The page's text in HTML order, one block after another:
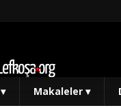
▾ Makaleler ▾